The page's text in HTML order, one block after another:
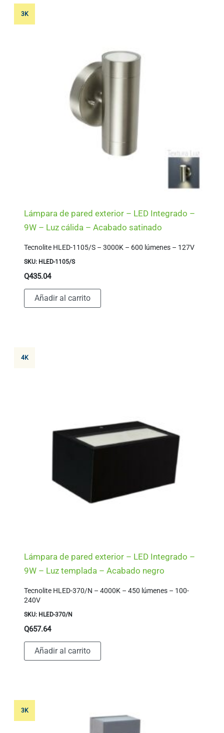
3K
Lámpara de pared exterior – LED Integrado –
9W – Luz cálida – Acabado satinado
Tecnolite HLED-1105/S – 3000K – 600 lúmenes – 127V
SKU: HLED-1105/S
Q435.04
Añadir al carrito
4K
Lámpara de pared exterior – LED Integrado –
9W – Luz templada – Acabado negro
Tecnolite HLED-370/N – 4000K – 450 lúmenes – 100-
240V
SKU: HLED-370/N
Q657.64
Añadir al carrito
3K